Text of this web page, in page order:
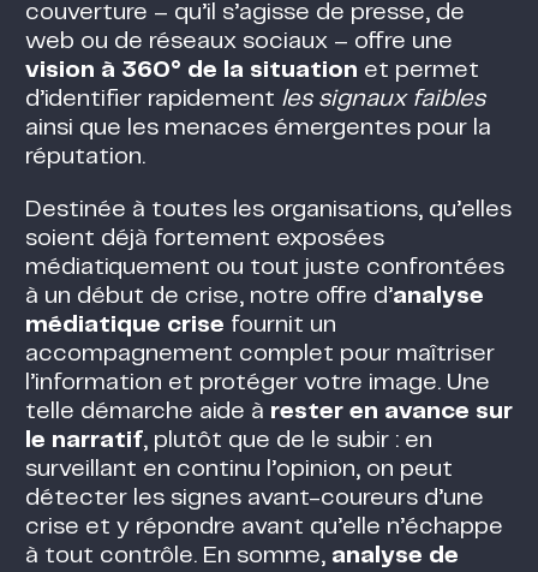
couverture – qu’il s’agisse de presse, de
web ou de réseaux sociaux – offre une
vision à 360° de la situation et permet
d’identifier rapidement les signaux faibles
ainsi que les menaces émergentes pour la
réputation​.
Destinée à toutes les organisations, qu’elles
soient déjà fortement exposées
médiatiquement ou tout juste confrontées
à un début de crise, notre offre d’analyse
médiatique crise fournit un
accompagnement complet pour maîtriser
l’information et protéger votre image. Une
telle démarche aide à rester en avance sur
le narratif, plutôt que de le subir : en
surveillant en continu l’opinion, on peut
détecter les signes avant-coureurs d’une
crise et y répondre avant qu’elle n’échappe
à tout contrôle​. En somme, analyse de